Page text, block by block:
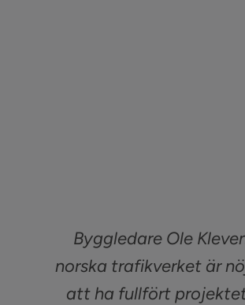
Byggledare Ole
norska trafikverket är
att ha fullfört